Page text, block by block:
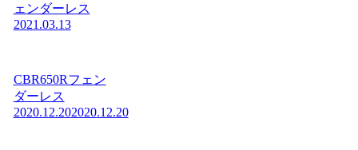
ェンダーレス
2021.03.13
CBR650Rフェン
ダーレス
2020.12.202020.12.20